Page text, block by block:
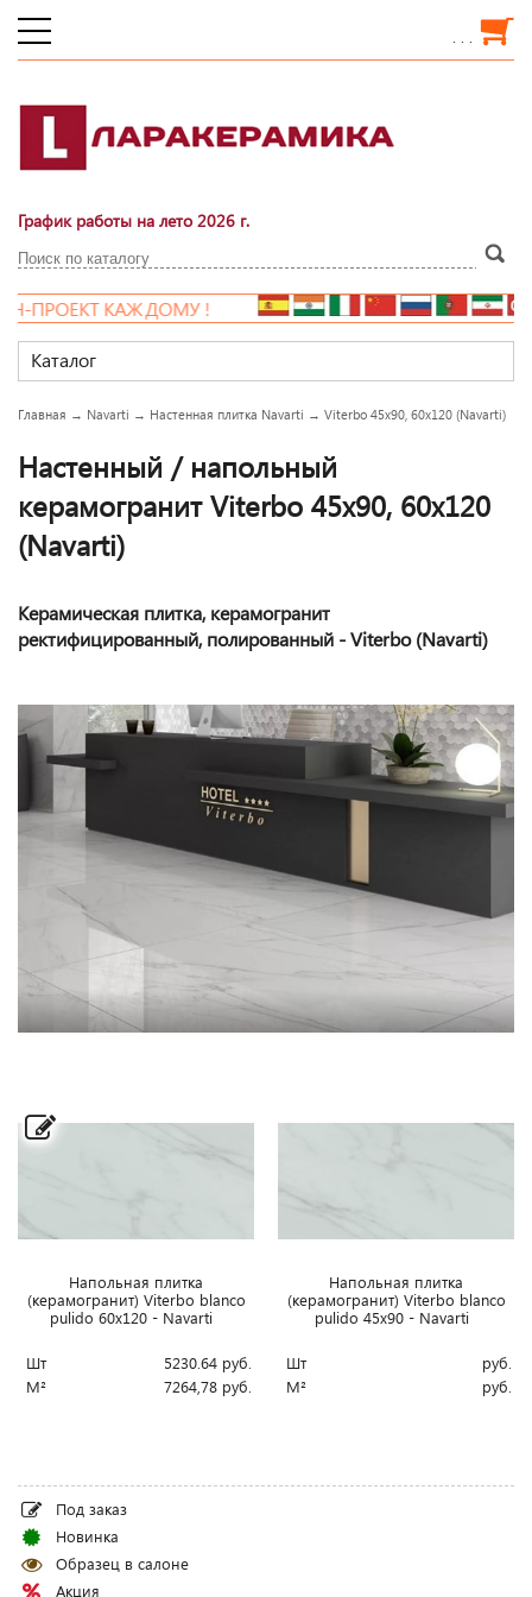
. . .
График работы на лето 2026 г.
ПРОЕКТ КАЖДОМУ !
Каталог
Главная → Navarti → Настенная плитка Navarti → Viterbo 45x90, 60x120 (Navarti)
Настенный / напольный
керамогранит Viterbo 45x90, 60x120
(Navarti)
Керамическая плитка, керамогранит
ректифицированный, полированный - Viterbo (Navarti)
Напольная плитка
(керамогранит) Viterbo blanco
pulido 60x120 - Navarti
Шт 5230.64 руб.
М²
7264,78 руб.
Напольная плитка
(керамогранит) Viterbo blanco
pulido 45x90 - Navarti
Шт
руб.
М²
руб.
Под заказ
Новинка
Образец в салоне
Акция